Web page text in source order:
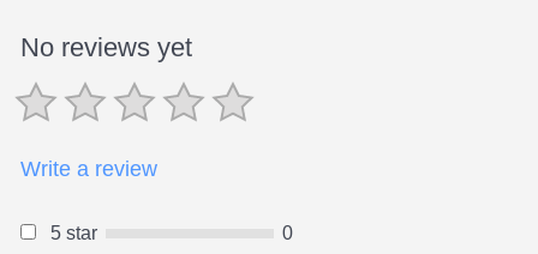
No reviews yet
Write a review
5 star 0